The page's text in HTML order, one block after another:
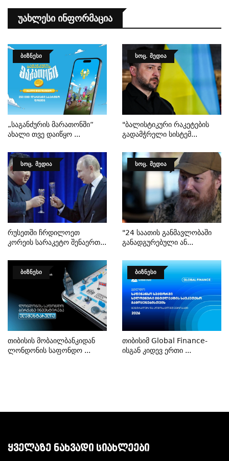
Უახლესი Ინფორმაცია
ᲑᲘᲖᲜᲔᲡᲘ
„საგანძურის Მარათონში“
Ახალი Თვე Დაიწყო ...
ᲡᲝᲪ. ᲛᲔᲓᲘᲐ
"ბალისტიკური Რაკეტების
Გადამჭრელი Სისტემ...
ᲡᲝᲪ. ᲛᲔᲓᲘᲐ
Რუსეთში Ჩრდილოეთ
Კორეის Სარაკეტო Შენაერთ...
ᲡᲝᲪ. ᲛᲔᲓᲘᲐ
"24 Საათის Განმავლობაში
Განადგურებული Ან...
ᲑᲘᲖᲜᲔᲡᲘ
Თიბისის Მობაილბანკიდან
Ლონდონის Საფონდო ...
ᲑᲘᲖᲜᲔᲡᲘ
Თიბისიმ Global Finance-
Ისგან Კიდევ Ერთი ...
ᲧᲕᲔᲚᲐᲖᲔ ᲜᲐᲮᲕᲐᲓᲘ ᲡᲘᲐᲮᲚᲔᲔᲑᲘ